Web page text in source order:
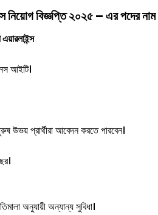
নিয়োগ বিজ্ঞপ্তি ২০২৫ – এর পদের
আইটি।
উভয় প্রার্থীরা আবেদন করতে পারবেন।
অনুযায়ী অন্যান্য সুবিধা।